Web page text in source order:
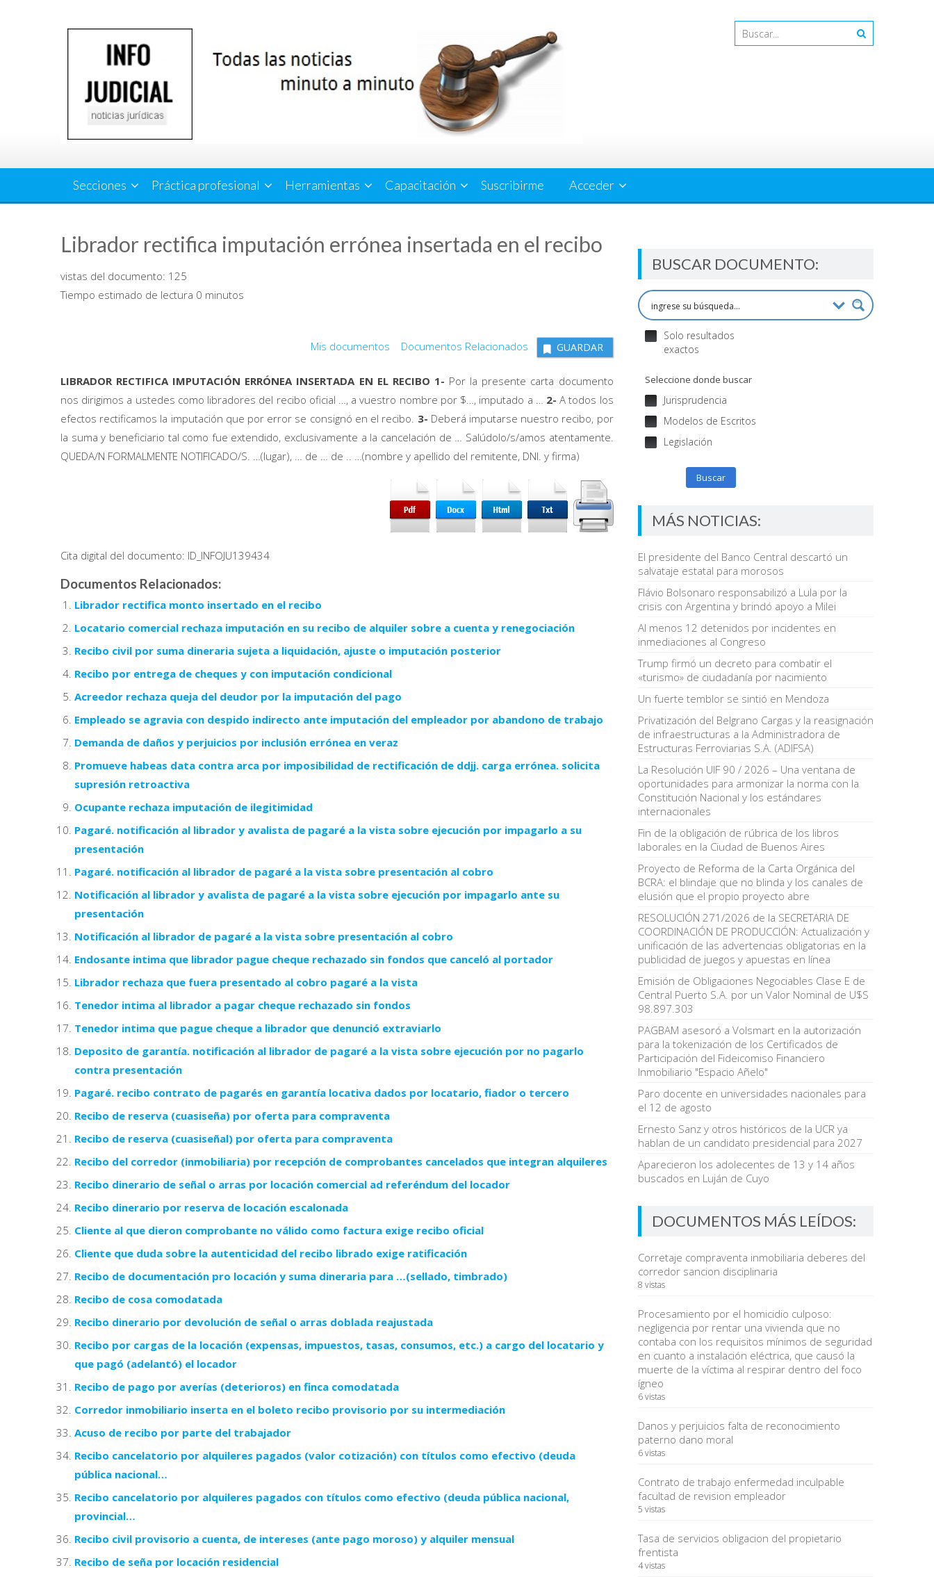
Secciones Práctica profesional Herramientas Capacitación Suscribirme Acceder
Librador rectifica imputación errónea insertada en el recibo
vistas del documento: 125
Tiempo estimado de lectura 0 minutos
Mis documentos Documentos Relacionados GUARDAR
LIBRADOR RECTIFICA IMPUTACIÓN ERRÓNEA INSERTADA EN EL RECIBO 1- Por la presente carta documento
nos dirigimos a ustedes como libradores del recibo oficial …, a vuestro nombre por $…, imputado a … 2-A todos los
efectos rectificamos la imputación que por error se consignó en el recibo. 3- Deberá imputarse nuestro recibo, por
la suma y beneficiario tal como fue extendido, exclusivamente a la cancelación de … Salúdolo/s/amos atentamente.
QUEDA/N FORMALMENTE NOTIFICADO/S. …(lugar), … de … de .. …(nombre y apellido del remitente, DNI. y firma)
Cita digital del documento: ID_INFOJU139434
Documentos Relacionados:
Librador rectifica monto insertado en el recibo
Locatario comercial rechaza imputación en su recibo de alquiler sobre a cuenta y renegociación
Recibo civil por suma dineraria sujeta a liquidación, ajuste o imputación posterior
Recibo por entrega de cheques y con imputación condicional
Acreedor rechaza queja del deudor por la imputación del pago
Empleado se agravia con despido indirecto ante imputación del empleador por abandono de trabajo
Demanda de daños y perjuicios por inclusión errónea en veraz
Promueve habeas data contra arca por imposibilidad de rectificación de ddjj. carga errónea. solicita
supresión retroactiva
Ocupante rechaza imputación de ilegitimidad
Pagaré. notificación al librador y avalista de pagaré a la vista sobre ejecución por impagarlo a su
presentación
Pagaré. notificación al librador de pagaré a la vista sobre presentación al cobro
Notificación al librador y avalista de pagaré a la vista sobre ejecución por impagarlo ante su
presentación
Notificación al librador de pagaré a la vista sobre presentación al cobro
Endosante intima que librador pague cheque rechazado sin fondos que canceló al portador
Librador rechaza que fuera presentado al cobro pagaré a la vista
Tenedor intima al librador a pagar cheque rechazado sin fondos
Tenedor intima que pague cheque a librador que denunció extraviarlo
Deposito de garantía. notificación al librador de pagaré a la vista sobre ejecución por no pagarlo
contra presentación
Pagaré. recibo contrato de pagarés en garantía locativa dados por locatario, fiador o tercero
Recibo de reserva (cuasiseña) por oferta para compraventa
Recibo de reserva (cuasiseñal) por oferta para compraventa
Recibo del corredor (inmobiliaria) por recepción de comprobantes cancelados que integran alquileres
Recibo dinerario de señal o arras por locación comercial ad referéndum del locador
Recibo dinerario por reserva de locación escalonada
Cliente al que dieron comprobante no válido como factura exige recibo oficial
Cliente que duda sobre la autenticidad del recibo librado exige ratificación
Recibo de documentación pro locación y suma dineraria para …(sellado, timbrado)
Recibo de cosa comodatada
Recibo dinerario por devolución de señal o arras doblada reajustada
Recibo por cargas de la locación (expensas, impuestos, tasas, consumos, etc.) a cargo del locatario y
que pagó (adelantó) el locador
Recibo de pago por averías (deterioros) en finca comodatada
Corredor inmobiliario inserta en el boleto recibo provisorio por su intermediación
Acuso de recibo por parte del trabajador
Recibo cancelatorio por alquileres pagados (valor cotización) con títulos como efectivo (deuda
pública nacional…
Recibo cancelatorio por alquileres pagados con títulos como efectivo (deuda pública nacional,
provincial…
Recibo civil provisorio a cuenta, de intereses (ante pago moroso) y alquiler mensual
Recibo de seña por locación residencial
BUSCAR DOCUMENTO:
Solo resultados
exactos
Seleccione donde buscar
Jurisprudencia
Modelos de Escritos
Legislación
Buscar
MÁS NOTICIAS:
El presidente del Banco Central descartó un
salvataje estatal para morosos
Flávio Bolsonaro responsabilizó a Lula por la
crisis con Argentina y brindó apoyo a Milei
Al menos 12 detenidos por incidentes en
inmediaciones al Congreso
Trump firmó un decreto para combatir el
«turismo» de ciudadanía por nacimiento
Un fuerte temblor se sintió en Mendoza
Privatización del Belgrano Cargas y la reasignación
de infraestructuras a la Administradora de
Estructuras Ferroviarias S.A. (ADIFSA)
La Resolución UIF 90 / 2026 – Una ventana de
oportunidades para armonizar la norma con la
Constitución Nacional y los estándares
internacionales
Fin de la obligación de rúbrica de los libros
laborales en la Ciudad de Buenos Aires
Proyecto de Reforma de la Carta Orgánica del
BCRA: el blindaje que no blinda y los canales de
elusión que el propio proyecto abre
RESOLUCIÓN 271/2026 de la SECRETARIA DE
COORDINACIÓN DE PRODUCCIÓN: Actualización y
unificación de las advertencias obligatorias en la
publicidad de juegos y apuestas en línea
Emisión de Obligaciones Negociables Clase E de
Central Puerto S.A. por un Valor Nominal de U$S
98.897.303
PAGBAM asesoró a Volsmart en la autorización
para la tokenización de los Certificados de
Participación del Fideicomiso Financiero
Inmobiliario "Espacio Añelo"
Paro docente en universidades nacionales para
el 12 de agosto
Ernesto Sanz y otros históricos de la UCR ya
hablan de un candidato presidencial para 2027
Aparecieron los adolecentes de 13 y 14 años
buscados en Luján de Cuyo
DOCUMENTOS MÁS LEÍDOS:
Corretaje compraventa inmobiliaria deberes del
corredor sancion disciplinaria
8 vistas
Procesamiento por el homicidio culposo:
negligencia por rentar una vivienda que no
contaba con los requisitos mínimos de seguridad
en cuanto a instalación eléctrica, que causó la
muerte de la víctima al respirar dentro del foco
ígneo
6 vistas
Danos y perjuicios falta de reconocimiento
paterno dano moral
6 vistas
Contrato de trabajo enfermedad inculpable
facultad de revision empleador
5 vistas
Tasa de servicios obligacion del propietario
frentista
4 vistas